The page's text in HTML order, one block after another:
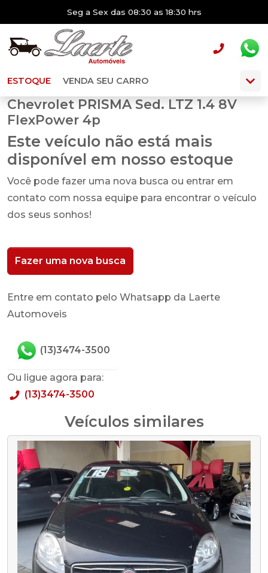
Seg a Sex das 08:30 as 18:30 hrs
ESTOQUE VENDA SEU CARRO
Chevrolet PRISMA Sed. LTZ 1.4 8V
FlexPower 4p
Este veículo não está mais
disponível em nosso estoque
Você pode fazer uma nova busca ou entrar em
contato com nossa equipe para encontrar o veículo
dos seus sonhos!
Fazer uma nova busca
Entre em contato pelo Whatsapp da Laerte
Automoveis
(13)3474-3500
Ou ligue agora para:
(13)3474-3500
Veículos similares